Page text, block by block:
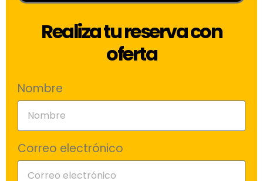
Realiza tu reserva con
oferta
Nombre
Correo electrónico